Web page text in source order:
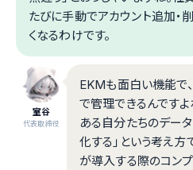
たびに手動でアカウント追加・
くなるわけです。
室谷
代表取締役
EKMも面白い機能で
で管理できるんです
ある自分たちのデー
化する」という考え
が導入する際のコン